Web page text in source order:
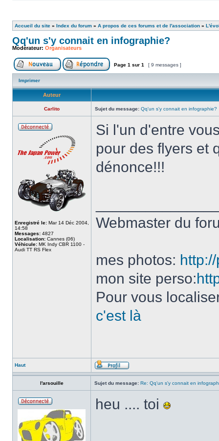
Accueil du site » Index du forum » A propos de ces forums et de l'association »
Qq'un s'y connait en infographie?
Modérateur: Organisateurs
Page 1 sur 1 [ 9 messages ]
Imprimer
Auteur
Carlito Sujet du message: Qq'un s'y connait en infographie?
Enregistré le: Mar 14 Déc 2004,
14:58
Messages: 4827
Localisation: Cannes (06)
Véhicule: MK Indy CBR 1100 -
Audi TT RS Flex
Si l'un d'entre
pour des flyers et
dénonce!!!
Webmaster du
mes photos:
mon site perso:
Pour vous
c'est là
Haut
l'arsouille Sujet du message: Re: Qq'un s'y connait en
heu .... toi